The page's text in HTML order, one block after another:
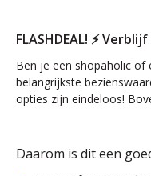
FLASHDEAL! ⚡
Ben je een shopaholic of
belangrijkste
opties zijn eindeloos!
Daarom is dit een